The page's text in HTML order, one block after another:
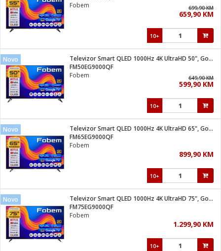
pribor
pribor
Vitrine
pribor
i kutije
Fobem
699,90 KM
659,90 KM
10+
Novo
Televizor Smart QLED 1000Hz 4K UltraHD 50", Google TV
FM50EG9000QF
Fobem
649,90 KM
599,90 KM
10+
Novo
Televizor Smart QLED 1000Hz 4K UltraHD 65", Google TV
FM65EG9000QF
Fobem
899,90 KM
10+
Novo
Televizor Smart QLED 1000Hz 4K UltraHD 75", Google TV
FM75EG9000QF
Fobem
1.299,90 KM
10+